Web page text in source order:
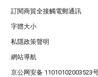
訂閱商貿全接觸電郵通訊
字體大小
私隱政策聲明
網站導航
京公网安备 11010102003523